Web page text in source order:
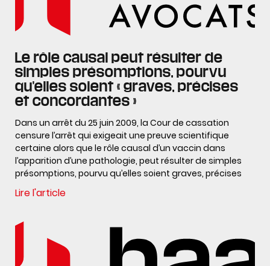
Le rôle causal peut résulter de
simples présomptions, pourvu
qu'elles soient « graves, précises
et concordantes »
Dans un arrêt du 25 juin 2009, la Cour de cassation
censure l’arrêt qui exigeait une preuve scientifique
certaine alors que le rôle causal d’un vaccin dans
l’apparition d’une pathologie, peut résulter de simples
présomptions, pourvu qu’elles soient graves, précises
Lire l'article